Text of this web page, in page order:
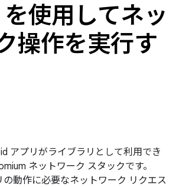
使用してネッ
操作を実行す
アプリがライブラリとして利用でき
ネットワーク スタックです。
動作に必要なネットワーク リクエス